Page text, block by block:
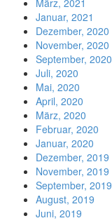
März, 2021
Januar, 2021
Dezember, 2020
November, 2020
September, 2020
Juli, 2020
Mai, 2020
April, 2020
März, 2020
Februar, 2020
Januar, 2020
Dezember, 2019
November, 2019
September, 2019
August, 2019
Juni, 2019